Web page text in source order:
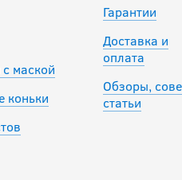
маской
коньки
Гарантии
Доставка и
оплата
Обзоры,
статьи